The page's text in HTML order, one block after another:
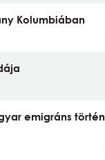
Kolumbiában
emigráns